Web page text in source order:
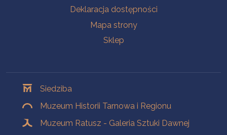
Deklaracja dostępności
Mapa strony
Sklep
Siedziba
Muzeum Historii Tarnowa i Regionu
Muzeum Ratusz - Galeria Sztuki Dawnej